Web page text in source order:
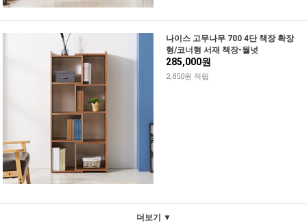
나이스 고무나무 700 4단 책장 확장
형/코너형 서재 책장-월넛
285,000원
2,850원 적립
더보기 ▼